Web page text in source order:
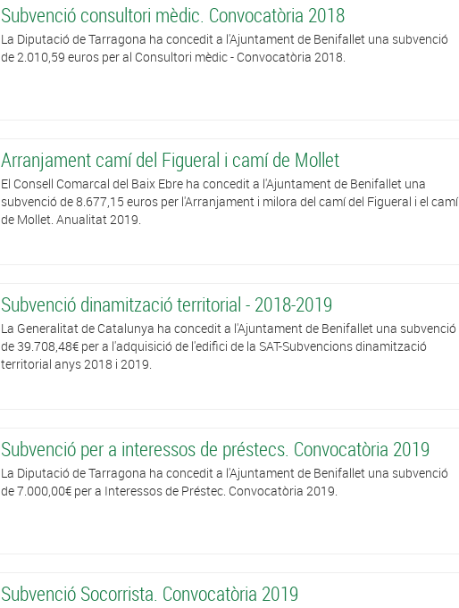
Subvenció consultori mèdic. Convocatòria 2018
La Diputació de Tarragona ha concedit a l'Ajuntament de Benifallet una subvenció
de 2.010,59 euros per al Consultori mèdic - Convocatòria 2018.
Arranjament camí del Figueral i camí de Mollet
El Consell Comarcal del Baix Ebre ha concedit a l'Ajuntament de Benifallet una
subvenció de 8.677,15 euros per l'Arranjament i milora del camí del Figueral i el camí
de Mollet. Anualitat 2019.
Subvenció dinamització territorial - 2018-2019
La Generalitat de Catalunya ha concedit a l'Ajuntament de Benifallet una subvenció
de 39.708,48€ per a l'adquisició de l'edifici de la SAT-Subvencions dinamització
territorial anys 2018 i 2019.
Subvenció per a interessos de préstecs. Convocatòria 2019
La Diputació de Tarragona ha concedit a l'Ajuntament de Benifallet una subvenció
de 7.000,00€ per a Interessos de Préstec. Convocatòria 2019.
Subvenció Socorrista. Convocatòria 2019